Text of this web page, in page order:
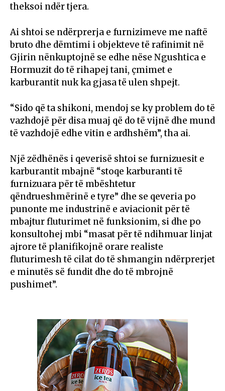
theksoi ndër tjera.
Ai shtoi se ndërprerja e furnizimeve me naftë
bruto dhe dëmtimi i objekteve të rafinimit në
Gjirin nënkuptojnë se edhe nëse Ngushtica e
Hormuzit do të rihapej tani, çmimet e
karburantit nuk ka gjasa të ulen shpejt.
“Sido që ta shikoni, mendoj se ky problem do të
vazhdojë për disa muaj që do të vijnë dhe mund
të vazhdojë edhe vitin e ardhshëm”, tha ai.
Një zëdhënës i qeverisë shtoi se furnizuesit e
karburantit mbajnë “stoqe karburanti të
furnizuara për të mbështetur
qëndrueshmërinë e tyre” dhe se qeveria po
punonte me industrinë e aviacionit për të
mbajtur fluturimet në funksionim, si dhe po
konsultohej mbi “masat për të ndihmuar linjat
ajrore të planifikojnë orare realiste
fluturimesh të cilat do të shmangin ndërprerjet
e minutës së fundit dhe do të mbrojnë
pushimet”.